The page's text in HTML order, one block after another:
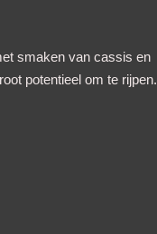
smaken van cassis en
potentieel om te rijpen.